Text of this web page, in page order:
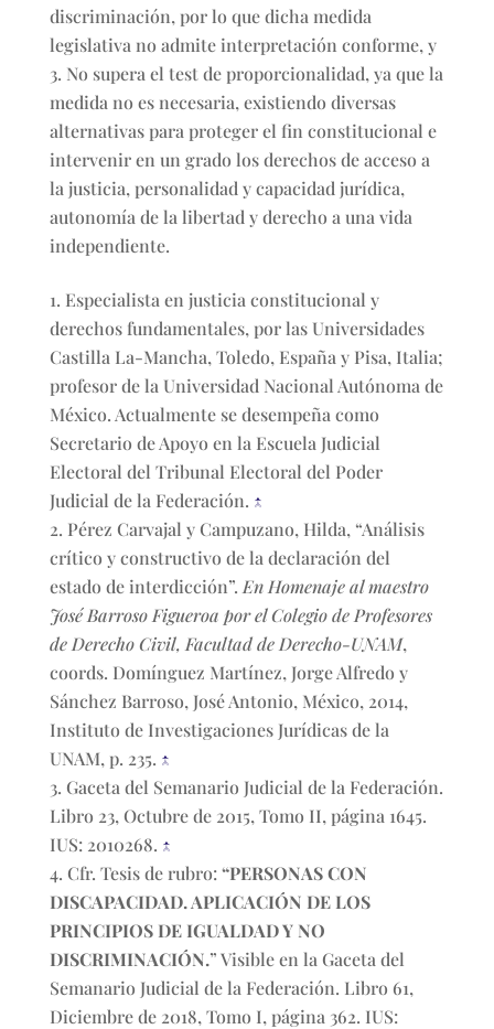
discriminación, por lo que dicha medida
legislativa no admite interpretación conforme, y
No supera el test de proporcionalidad, ya que la
medida no es necesaria, existiendo diversas
alternativas para proteger el fin constitucional e
intervenir en un grado los derechos de acceso a
la justicia, personalidad y capacidad jurídica,
autonomía de la libertad y derecho a una vida
independiente.
Especialista en justicia constitucional y
derechos fundamentales, por las Universidades
Castilla La-Mancha, Toledo, España y Pisa, Italia;
profesor de la Universidad Nacional Autónoma de
México. Actualmente se desempeña como
Secretario de Apoyo en la Escuela Judicial
Electoral del Tribunal Electoral del Poder
Judicial de la Federación. ↑
Pérez Carvajal y Campuzano, Hilda, “Análisis
crítico y constructivo de la declaración del
estado de interdicción”. En Homenaje al maestro
José Barroso Figueroa por el Colegio de Profesores
de Derecho Civil, Facultad de Derecho-UNAM,
coords. Domínguez Martínez, Jorge Alfredo y
Sánchez Barroso, José Antonio, México, 2014,
Instituto de Investigaciones Jurídicas de la
UNAM, p. 235. ↑
Gaceta del Semanario Judicial de la Federación.
Libro 23, Octubre de 2015, Tomo II, página 1645.
IUS: 2010268. ↑
Cfr. Tesis de rubro:“PERSONAS CON
DISCAPACIDAD. APLICACIÓN DE LOS
PRINCIPIOS DE IGUALDAD Y NO
DISCRIMINACIÓN.” Visible en la Gaceta del
Semanario Judicial de la Federación. Libro 61,
Diciembre de 2018, Tomo I, página 362. IUS: